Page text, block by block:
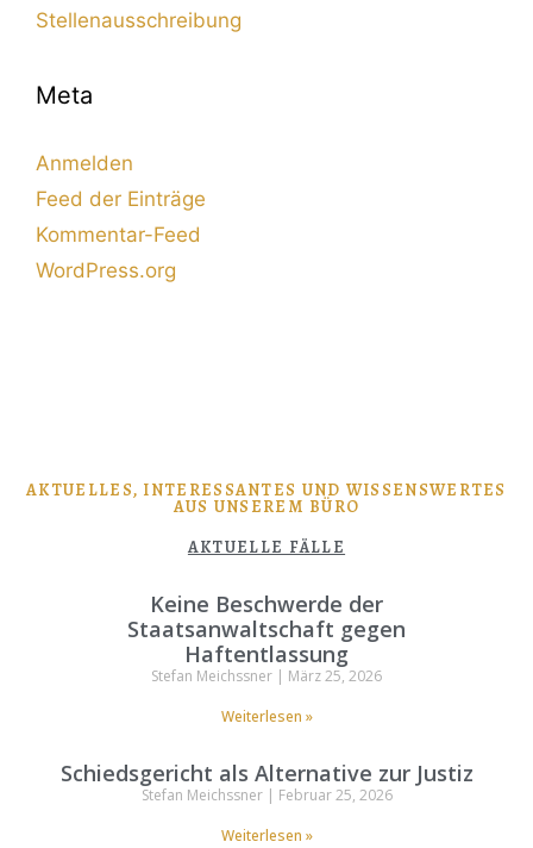
Stellenausschreibung
Meta
Anmelden
Feed der Einträge
Kommentar-Feed
WordPress.org
AKTUELLES, INTERESSANTES UND WISSENSWERTES
AUS UNSEREM BÜRO
AKTUELLE FÄLLE
Keine Beschwerde der
Staatsanwaltschaft gegen
Haftentlassung
Stefan Meichssner
März 25, 2026
Weiterlesen »
Schiedsgericht als Alternative zur Justiz
Stefan Meichssner
Februar 25, 2026
Weiterlesen »